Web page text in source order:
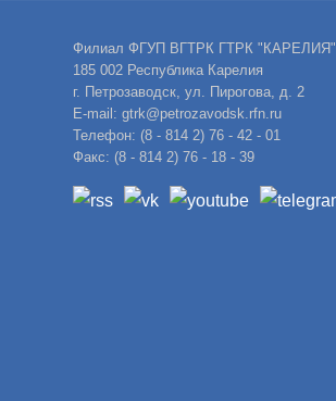
Филиал ФГУП ВГТРК ГТРК "КАРЕЛИЯ"
185 002 Республика Карелия
г. Петрозаводск, ул. Пирогова, д. 2
E-mail: gtrk@petrozavodsk.rfn.ru
Телефон: (8 - 814 2) 76 - 42 - 01
Факс: (8 - 814 2) 76 - 18 - 39